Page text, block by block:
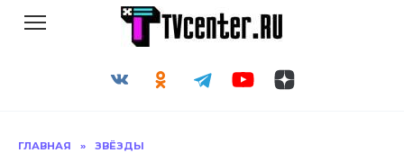
ГЛАВНАЯ » ЗВЁЗДЫ